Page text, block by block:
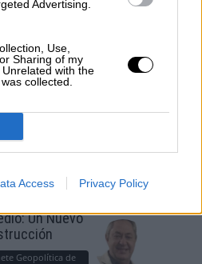
Advertising.
Use,
Sharing of my
with the
collected.
Access Privacy Policy
Rosado y Gabinete Geopolítica de
votados
Beltrán
Un Nuevo
Geopolítica de